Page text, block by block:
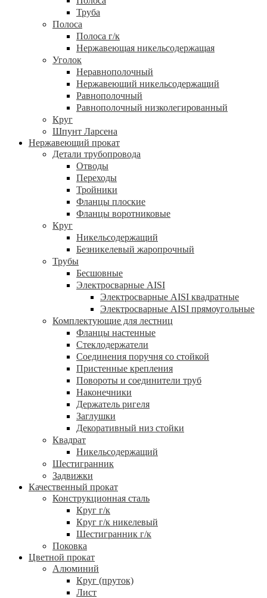
Труба
Полоса
Полоса г/к
Нержавеющая никельсодержащая
Уголок
Неравнополочный
Нержавеющий никельсодержащий
Равнополочный
Равнополочный низколегированный
Круг
Шпунт Ларсена
Нержавеющий прокат
Детали трубопровода
Отводы
Переходы
Тройники
Фланцы плоские
Фланцы воротниковые
Круг
Никельсодержащий
Безникелевый жаропрочный
Трубы
Бесшовные
Электросварные AISI
Электросварные AISI квадратные
Электросварные AISI прямоугольные
Комплектующие для лестниц
Фланцы настенные
Стеклодержатели
Соединения поручня со стойкой
Пристенные крепления
Повороты и соединители труб
Наконечники
Держатель ригеля
Заглушки
Декоративный низ стойки
Квадрат
Никельсодержащий
Шестигранник
Задвижки
Качественный прокат
Конструкционная сталь
Круг г/к
Круг г/к никелевый
Шестигранник г/к
Поковка
Цветной прокат
Алюминий
Круг (пруток)
Лист